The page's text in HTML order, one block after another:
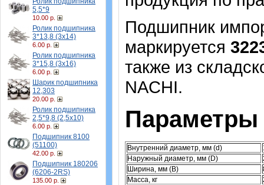
5,5*9
10.00 р.
Ролик подшипника
3*13,8 (3х14)
6.00 р.
Ролик подшипника
3*15,8 (3х16)
6.00 р.
Шарик подшипника
12,303
20.00 р.
Ролик подшипника
2,5*9,8 (2,5х10)
6.00 р.
Подшипник 8100
(51100)
42.00 р.
Подшипник 180206
(6206-2RS)
135.00 р.
Подшипник
маркируется
также из
NACHI.
Параметры
Внутренний диаметр, мм (d)
Наружный диаметр, мм (D)
Ширина, мм (B)
Масса, кг